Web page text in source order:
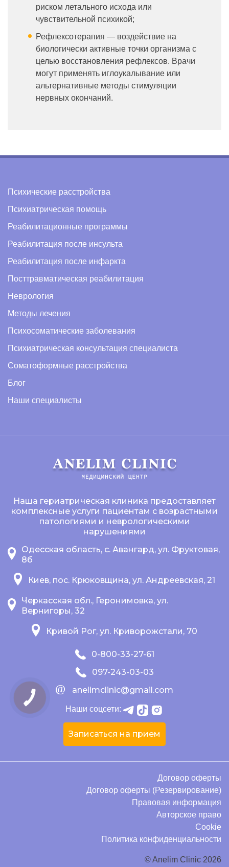
риском летального исхода или
чувствительной психикой;
Рефлексотерапия — воздействие на
биологически активные точки организма с
целью восстановления рефлексов. Врачи
могут применять иглоукалывание или
альтернативные методы стимуляции
нервных окончаний.
Психические расстройства
Психиатрическая помощь
Реабилитационные программы
Реабилитация после инсульта
Реабилитация после инфаркта
Посттравматическая реабилитация
Неврология
Методы лечения
Психосоматические заболевания
Психиатрическая консультация специалиста
Соматоформные расстройства
Блог
Наши специалисты
Наша гериатрическая клиника предоставляет
комплексные услуги пациентам с возрастными
патологиями и неврологическими
нарушениями
Одесская область, с. Авангард, ул. Фруктовая,
8б
Киев, пос. Крюковщина, ул. Андреевская, 21
Черкасская обл., Геронимовка, ул.
Вернигоры, 32
Кривой Рог, ул. Криворожстали, 70
0-800-33-27-61
097-243-03-03
anelimclinic@gmail.com
Наши соцсети:
Записаться на прием
Договор оферты
Договор оферты (Резервирование)
Правовая информация
Авторское право
Cookie
Политика конфиденциальности
© Anelim Clinic 2026